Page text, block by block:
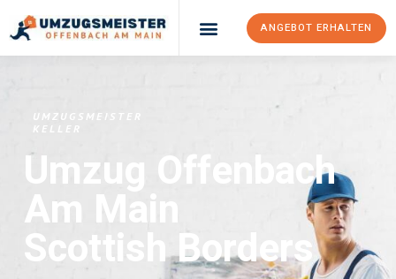
ANGEBOT ERHALTEN
UMZUGSMEISTER
KELLER
Umzug Offenbach
Am Main
Scottish Borders